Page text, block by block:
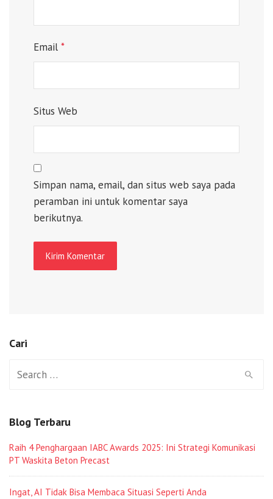
Email *
Situs Web
Simpan nama, email, dan situs web saya pada
peramban ini untuk komentar saya
berikutnya.
Cari
Blog Terbaru
Raih 4 Penghargaan IABC Awards 2025: Ini Strategi Komunikasi
PT Waskita Beton Precast
Ingat, AI Tidak Bisa Membaca Situasi Seperti Anda